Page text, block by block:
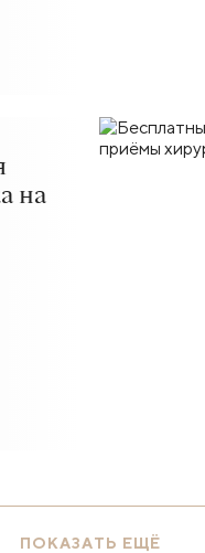
на
ПОКАЗАТЬ ЕЩЁ